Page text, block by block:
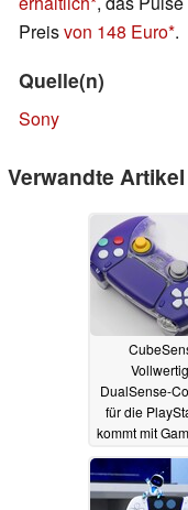
Preisvon 148 Euro .
Quelle(n)
Sony
Verwandte Artikel
DualSense-
für die
kommt mit
Optik und
konfigurieren